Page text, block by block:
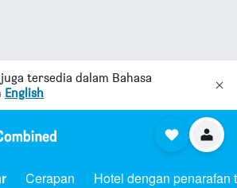
juga tersedia dalam Bahasa
English
Cerapan Hotel dengan penarafan